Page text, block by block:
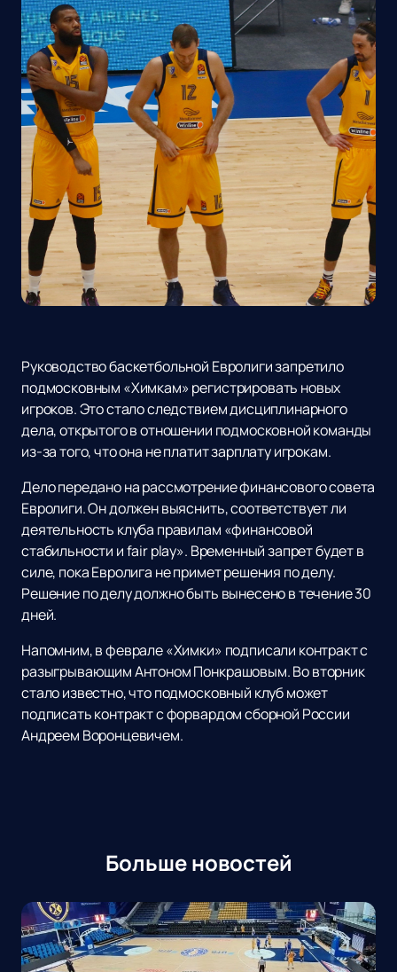
Руководство баскетбольной Евролиги запретило
подмосковным «Химкам» регистрировать новых
игроков. Это стало следствием дисциплинарного
дела, открытого в отношении подмосковной команды
из-за того, что она не платит зарплату игрокам.
Дело передано на рассмотрение финансового совета
Евролиги. Он должен выяснить, соответствует ли
деятельность клуба правилам «финансовой
стабильности и fair play». Временный запрет будет в
силе, пока Евролига не примет решения по делу.
Решение по делу должно быть вынесено в течение 30
дней.
Напомним, в феврале «Химки» подписали контракт с
разыгрывающим Антоном Понкрашовым. Во вторник
стало известно, что подмосковный клуб может
подписать контракт с форвардом сборной России
Андреем Воронцевичем.
Больше новостей